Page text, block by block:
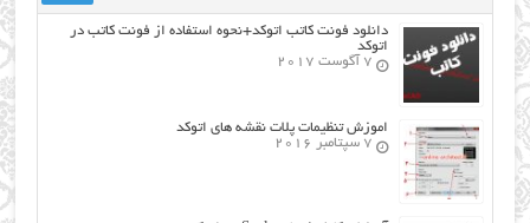
دانلود فونت کاتب اتوکد+نحوه استفاده از فونت کاتب در
اتوکد
7 آگوست 2017
اموزش تنظیمات پلات نقشه های اتوکد
7 سپتامبر 2016